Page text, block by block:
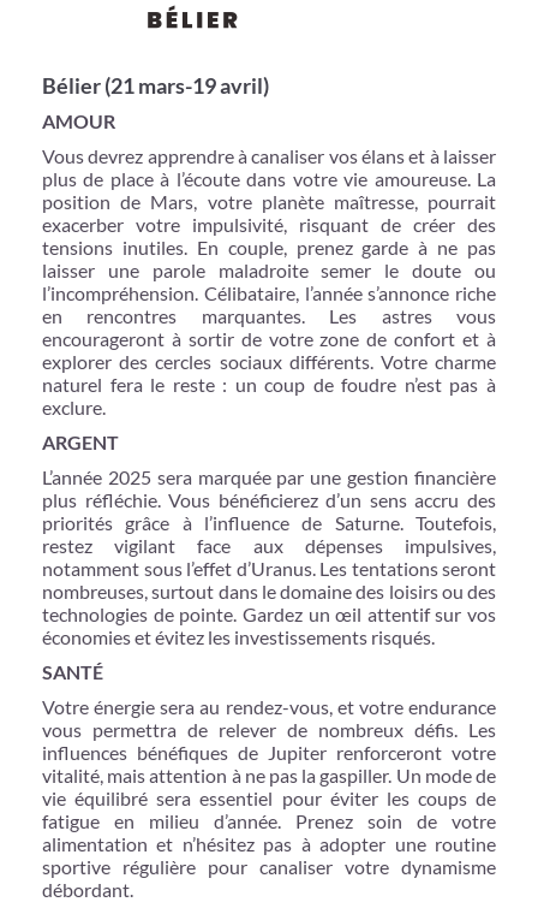
Bélier (21 mars-19 avril)
AMOUR
Vous devrez apprendre à canaliser vos élans et à laisser
plus de place à l’écoute dans votre vie amoureuse. La
position de Mars, votre planète maîtresse, pourrait
exacerber votre impulsivité, risquant de créer des
tensions inutiles. En couple, prenez garde à ne pas
laisser une parole maladroite semer le doute ou
l’incompréhension. Célibataire, l’année s’annonce riche
en rencontres marquantes. Les astres vous
encourageront à sortir de votre zone de confort et à
explorer des cercles sociaux différents. Votre charme
naturel fera le reste : un coup de foudre n’est pas à
exclure.
ARGENT
L’année 2025 sera marquée par une gestion financière
plus réfléchie. Vous bénéficierez d’un sens accru des
priorités grâce à l’influence de Saturne. Toutefois,
restez vigilant face aux dépenses impulsives,
notamment sous l’effet d’Uranus. Les tentations seront
nombreuses, surtout dans le domaine des loisirs ou des
technologies de pointe. Gardez un œil attentif sur vos
économies et évitez les investissements risqués.
SANTÉ
Votre énergie sera au rendez-vous, et votre endurance
vous permettra de relever de nombreux défis. Les
influences bénéfiques de Jupiter renforceront votre
vitalité, mais attention à ne pas la gaspiller. Un mode de
vie équilibré sera essentiel pour éviter les coups de
fatigue en milieu d’année. Prenez soin de votre
alimentation et n’hésitez pas à adopter une routine
sportive régulière pour canaliser votre dynamisme
débordant.